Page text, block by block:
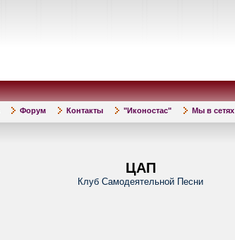
Форум Контакты "Иконостас" Мы в сетях
ЦАП
Клуб Самодеятельной Песни